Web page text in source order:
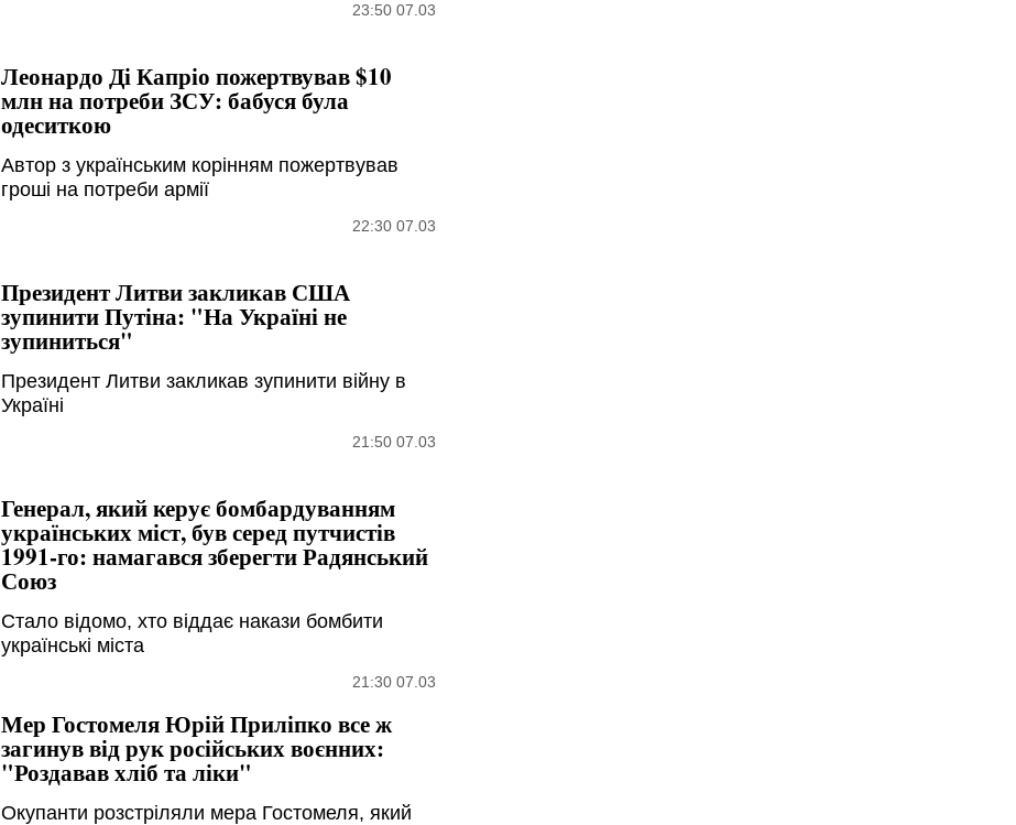
23:50 07.03
Леонардо Ді Капріо пожертвував $10
млн на потреби ЗСУ: бабуся була
одеситкою
Автор з українським корінням пожертвував
гроші на потреби армії
22:30 07.03
Президент Литви закликав США
зупинити Путіна: "На Україні не
зупиниться"
Президент Литви закликав зупинити війну в
Україні
21:50 07.03
Генерал, який керує бомбардуванням
українських міст, був серед путчистів
1991-го: намагався зберегти Радянський
Союз
Стало відомо, хто віддає накази бомбити
українські міста
21:30 07.03
Мер Гостомеля Юрій Приліпко все ж
загинув від рук російських воєнних:
"Роздавав хліб та ліки"
Окупанти розстріляли мера Гостомеля, який